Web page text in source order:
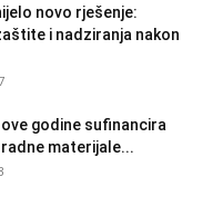
novo rješenje:
i nadziranja nakon
godine sufinancira
materijale...